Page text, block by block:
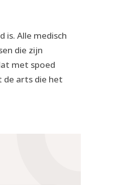
is. Alle medisch
die zijn
met spoed
de arts die het